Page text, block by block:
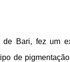
Bari, fez um
de